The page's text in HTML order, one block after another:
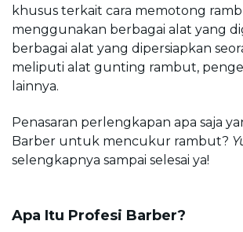
khusus terkait cara memotong
menggunakan berbagai alat yang
berbagai alat yang dipersiapkan
meliputi alat gunting rambut,
lainnya.
Penasaran perlengkapan apa saja
Barber untuk mencukur rambut?
selengkapnya sampai selesai ya!
Apa Itu Profesi Barber?